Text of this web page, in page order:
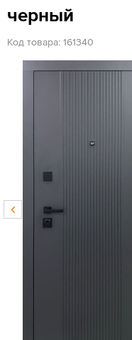
черный
Код товара: 161340